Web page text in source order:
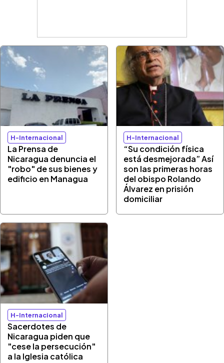
H-Internacional
La Prensa de
Nicaragua denuncia el
"robo" de sus bienes y
edificio en Managua
H-Internacional
“Su condición física
está desmejorada” Así
son las primeras horas
del obispo Rolando
Álvarez en prisión
domiciliar
H-Internacional
Sacerdotes de
Nicaragua piden que
"cese la persecución"
a la Iglesia católica